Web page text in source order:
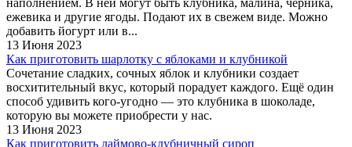
ежевика и другие ягоды. Подают их в свежем виде. Можно
добавить йогурт или в...
13 Июня 2023
Как приготовить шарлотку с яблоками и клубникой
Сочетание сладких, сочных яблок и клубники создает
восхитительный вкус, который порадует каждого. Ещё один
способ удивить кого-угодно — это клубника в шоколаде,
которую вы можете приобрести у нас.
13 Июня 2023
Как приготовить лаймово-клубничный сироп